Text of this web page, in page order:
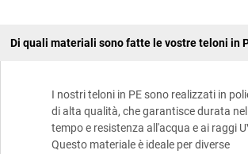
Di quali materiali sono fatte le vostre teloni in
I nostri teloni in PE sono realizzati in
di alta qualità, che garantisce durata nel
tempo e resistenza all'acqua e ai raggi
Questo materiale è ideale per diverse